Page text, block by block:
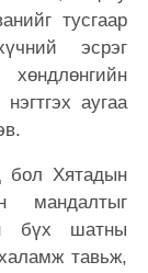
тусгаар
эсрэг
аугаа
бол Хятадын
мандалтыг
бүх шатны
тавьж,